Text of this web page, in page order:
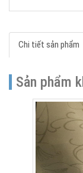
Chi tiết sản phẩm
Sản phẩm